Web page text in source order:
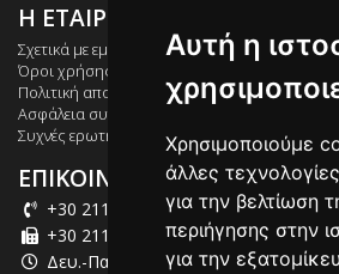
Η ΕΤΑΙΡΕΙΑ ΜΑΣ
Σχετικά με εμάς
Όροι χρήσης
Πολιτική απορρήτου
Ασφάλεια συναλλαγών
Συχνές ερωτήσεις
ΕΠΙΚΟΙΝΩΝΙΑ
+30 211 012 2003
+30 211 012 2004
Δευ.-Παρ.: 09:00-18:00
Αυτή η
Χρησιμοποιούμε
άλλες
για την βελτίωση
περιήγησης στην
για την